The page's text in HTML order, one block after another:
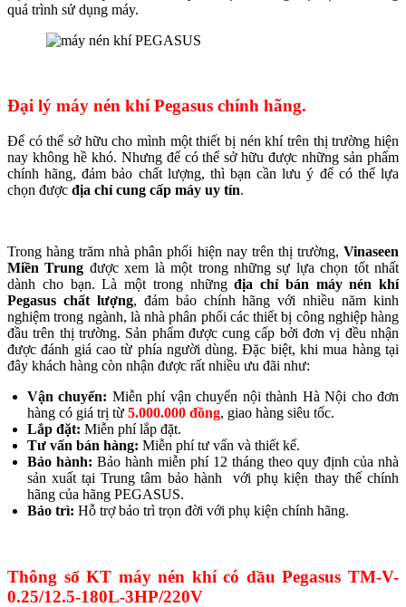
quá trình sử dụng máy.
Đại lý máy nén khí Pegasus chính hãng.
Để có thể sở hữu cho mình một thiết bị nén khí trên thị trường hiện
nay không hề khó. Nhưng để có thể sở hữu được những sản phẩm
chính hãng, đảm bảo chất lượng, thì bạn cần lưu ý để có thể lựa
chọn được địa chỉ cung cấp máy uy tín.
Trong hàng trăm nhà phân phối hiện nay trên thị trường, Vinaseen
Miền Trung được xem là một trong những sự lựa chọn tốt nhất
dành cho bạn. Là một trong nhữngđịa chỉ bán máy nén khí
Pegasus chất lượng, đảm bảo chính hãng với nhiều năm kinh
nghiệm trong ngành, là nhà phân phối các thiết bị công nghiệp hàng
đầu trên thị trường. Sản phẩm được cung cấp bởi đơn vị đều nhận
được đánh giá cao từ phía người dùng. Đặc biệt, khi mua hàng tại
đây khách hàng còn nhận được rất nhiều ưu đãi như:
Vận chuyển: Miễn phí vận chuyển nội thành Hà Nội cho đơn
hàng có giá trị từ 5.000.000 đồng, giao hàng siêu tốc.
Lắp đặt: Miễn phí lắp đặt.
Tư vấn bán hàng: Miễn phí tư vấn và thiết kế.
Bảo hành: Bảo hành miễn phí 12 tháng theo quy định của nhà
sản xuất tại Trung tâm bảo hành với phụ kiện thay thế chính
hãng của hãng PEGASUS.
Bảo trì: Hỗ trợ bảo trì trọn đời với phụ kiện chính hãng.
Thông số KT máy nén khí có dầu Pegasus TM-V-
0.25/12.5-180L-3HP/220V